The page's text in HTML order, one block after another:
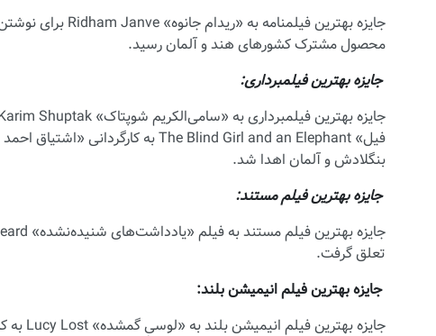
محصول مشترک کشورهای هند و آلمان رسید.
جایزه بهترین فیلمبرداری:
بنگلادش و آلمان اهدا شد.
جایزه بهترین فیلم مستند:
تعلق گرفت.
جایزه بهترین فیلم انیمیشن بلند: